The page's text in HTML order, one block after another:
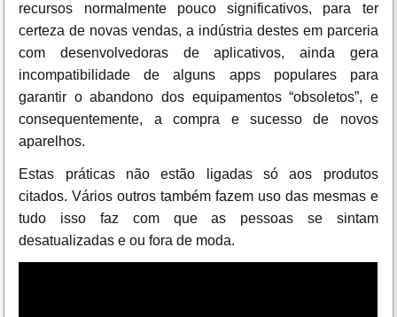
recursos normalmente pouco significativos, para ter
certeza de novas vendas, a indústria destes em parceria
com desenvolvedoras de aplicativos, ainda gera
incompatibilidade de alguns apps populares para
garantir o abandono dos equipamentos “obsoletos”, e
consequentemente, a compra e sucesso de novos
aparelhos.
Estas práticas não estão ligadas só aos produtos
citados. Vários outros também fazem uso das mesmas e
tudo isso faz com que as pessoas se sintam
desatualizadas e ou fora de moda.